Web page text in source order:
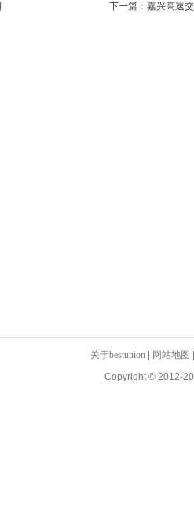
下一篇： 嘉兴高速
关于bestunion 网站地图
Copyright © 2012-